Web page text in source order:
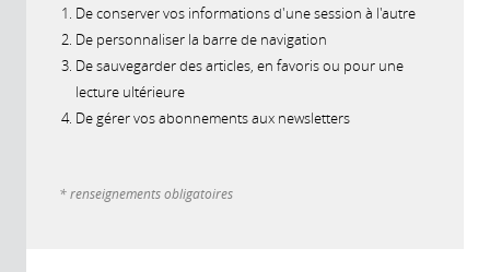
De conserver vos informations d'une session à l'autre
De personnaliser la barre de navigation
De sauvegarder des articles, en favoris ou pour une
lecture ultérieure
De gérer vos abonnements aux newsletters
* renseignements obligatoires